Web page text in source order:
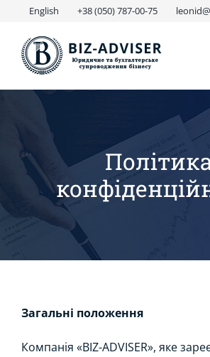
content
English +38 (050) 787-00-75
Загальні положення
Компанія «BIZ-ADVISER», яке